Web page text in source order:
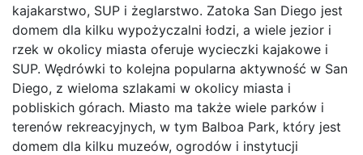
kajakarstwo, SUP i żeglarstwo. Zatoka San Diego jest
domem dla kilku wypożyczalni łodzi, a wiele jezior i
rzek w okolicy miasta oferuje wycieczki kajakowe i
SUP. Wędrówki to kolejna popularna aktywność w San
Diego, z wieloma szlakami w okolicy miasta i
pobliskich górach. Miasto ma także wiele parków i
terenów rekreacyjnych, w tym Balboa Park, który jest
domem dla kilku muzeów, ogrodów i instytucji